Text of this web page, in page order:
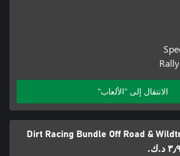
الانتقال إلى "الألعاب"
Dirt Racing Bundle Off Road &
د.ك.‏